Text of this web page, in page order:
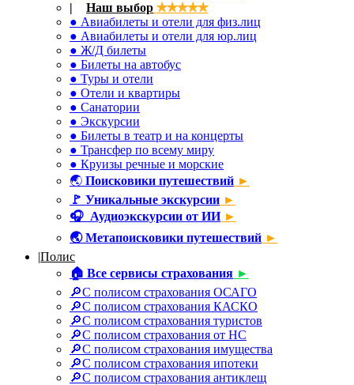
|
Наш выбор ✯✯✯✯✯
● Авиабилеты и отели для физ.лиц
● Авиабилеты и отели для юр.лиц
● Ж/Д билеты
● Билеты на автобус
● Туры и отели
● Отели и квартиры
● Санатории
● Экскурсии
● Билеты в театр и на концерты
● Трансфер по всему миру
● Круизы речные и морские
🌏 Поисковики путешествий ►
🚩 Уникальные экскурсии ►
🎧 Аудиоэкскурсии от ИИ►
🌏Метапоисковики путешествий ►
|Полис
🏠 Все сервисы страхования ►
🔎С полисом страхования ОСАГО
🔎С полисом страхования КАСКО
🔎С полисом страхования туристов
🔎С полисом страхования от НС
🔎С полисом страхования имущества
🔎С полисом страхования ипотеки
🔎С полисом страхования антиклещ